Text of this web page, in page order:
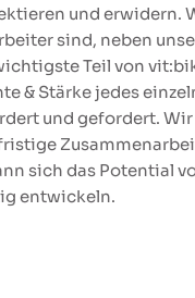
und erwidern.
sind, neben
Teil von
& Stärke jedes
und gefordert.
sich das Potential
entwickeln.